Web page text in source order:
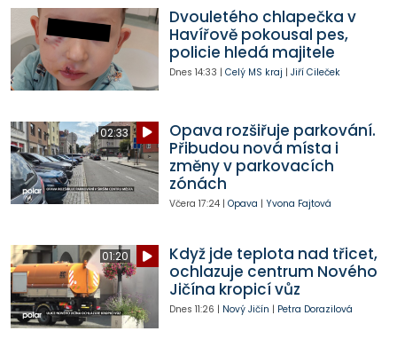
Dvouletého chlapečka v
Havířově pokousal pes,
policie hledá majitele
Dnes 14:33 | Celý MS kraj | Jiří Cileček
02:33
Opava rozšiřuje parkování.
Přibudou nová místa i
změny v parkovacích
zónách
Včera 17:24| Opava | Yvona Fajtová
01:20
Když jde teplota nad třicet,
ochlazuje centrum Nového
Jičína kropicí vůz
Dnes 11:26 | Nový Jičín | Petra Dorazilová